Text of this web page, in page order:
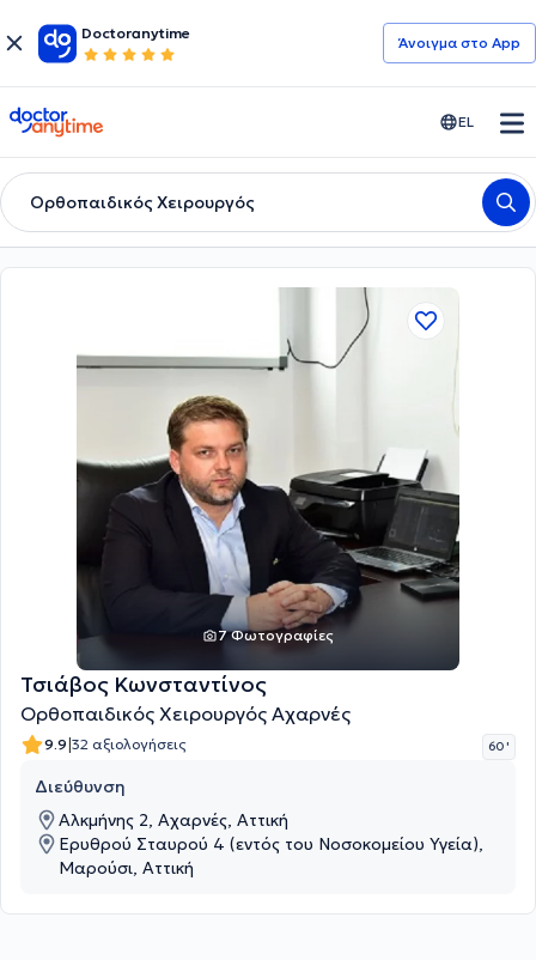
Doctoranytime
Άνοιγμα στο App
doctoranytime EL
Ορθοπαιδικός Χειρουργός
7 Φωτογραφίες
Τσιάβος Κωνσταντίνος
Ορθοπαιδικός Χειρουργός Αχαρνές
9.9|32 αξιολογήσεις 60 '
Διεύθυνση
Αλκμήνης 2, Αχαρνές, Αττική
Ερυθρού Σταυρού 4 (εντός του Νοσοκομείου Υγεία),
Μαρούσι, Αττική